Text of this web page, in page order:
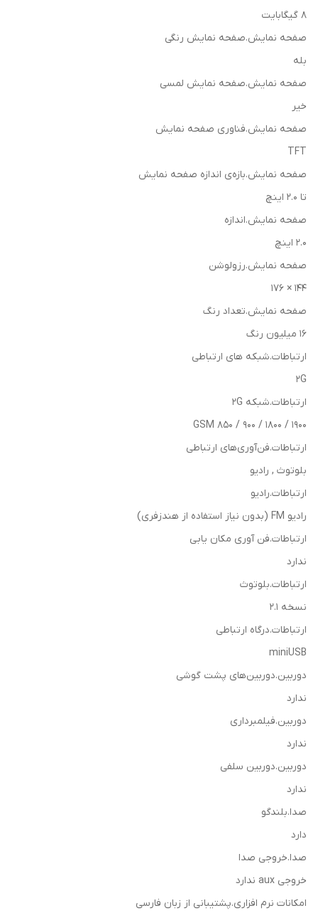
8 گیگابایت
صفحه نمایش.صفحه نمایش رنگی
بله
صفحه نمایش.صفحه نمایش لمسی
خیر
صفحه نمایش.فناوری صفحه نمایش
TFT
صفحه نمایش.بازه‌ی اندازه صفحه نمایش
تا 2.0 اینچ
صفحه نمایش.اندازه
2.0 اینچ
صفحه نمایش.رزولوشن
144 × 176
صفحه نمایش.تعداد رنگ
16 میلیون رنگ
ارتباطات.شبکه های ارتباطی
2G
ارتباطات.شبکه 2G
GSM 850 / 900 / 1800 / 1900
ارتباطات.فن‌آوری‌های ارتباطی
بلوتوث , رادیو
ارتباطات.رادیو
رادیو FM (بدون نیاز استفاده از هندزفری)
ارتباطات.فن آوری مکان یابی
ندارد
ارتباطات.بلوتوث
نسخه‌ 2.1
ارتباطات.درگاه ارتباطی
miniUSB
دوربین.دوربین‌های پشت گوشی
ندارد
دوربین.فیلمبرداری
ندارد
دوربین.دوربین سلفی
ندارد
صدا.بلندگو
دارد
صدا.خروجی صدا
خروجی aux ندارد
امکانات نرم افزاری.پشتیبانی از زبان فارسی